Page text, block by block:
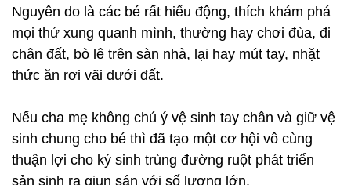
Nguyên do là các bé rất hiếu động, thích khám phá
mọi thứ xung quanh mình, thường hay chơi đùa, đi
chân đất, bò lê trên sàn nhà, lại hay mút tay, nhặt
thức ăn rơi vãi dưới đất.
Nếu cha mẹ không chú ý vệ sinh tay chân và giữ vệ
sinh chung cho bé thì đã tạo một cơ hội vô cùng
thuận lợi cho ký sinh trùng đường ruột phát triển
sản sinh ra giun sán với số lượng lớn.